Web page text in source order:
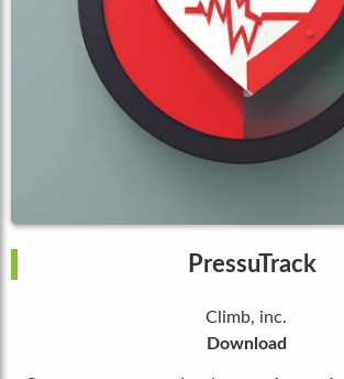
PressuTrack
Climb, inc.
Download